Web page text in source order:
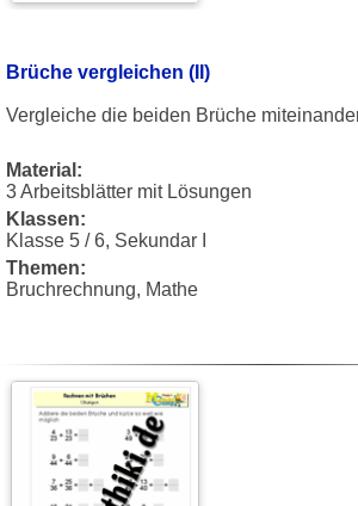
Brüche vergleichen (II)
Vergleiche die beiden Brüche
Material:
3 Arbeitsblätter mit Lösungen
Klassen:
Klasse 5 / 6, Sekundar I
Themen:
Bruchrechnung, Mathe